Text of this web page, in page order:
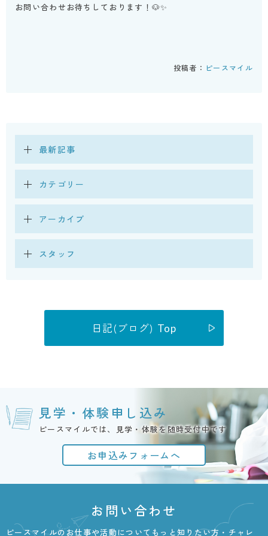
お問い合わせお待ちしております！🐶✨
投稿者： ピースマイル
最新記事
カテゴリー
アーカイブ
スタッフ
日記(ブログ) Top
見学・体験申し込み
ピースマイルでは、見学・体験を随時受付中です
お申込みフォームへ
お問い合わせ
ピースマイルのお仕事や活動についてもっと知りたい方・チャレ